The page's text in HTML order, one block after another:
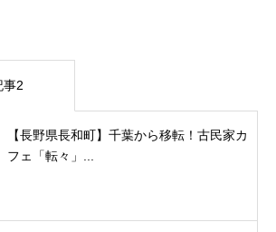
事2
【長野県長和町】千葉から移転！古民家カ
フェ「転々」...